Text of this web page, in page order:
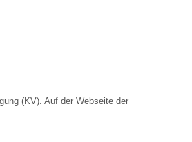
(KV). Auf der Webseite der